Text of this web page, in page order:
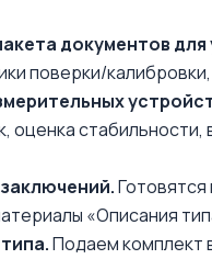
документов
поверки/
оценка
«Описания
Подаем комплект